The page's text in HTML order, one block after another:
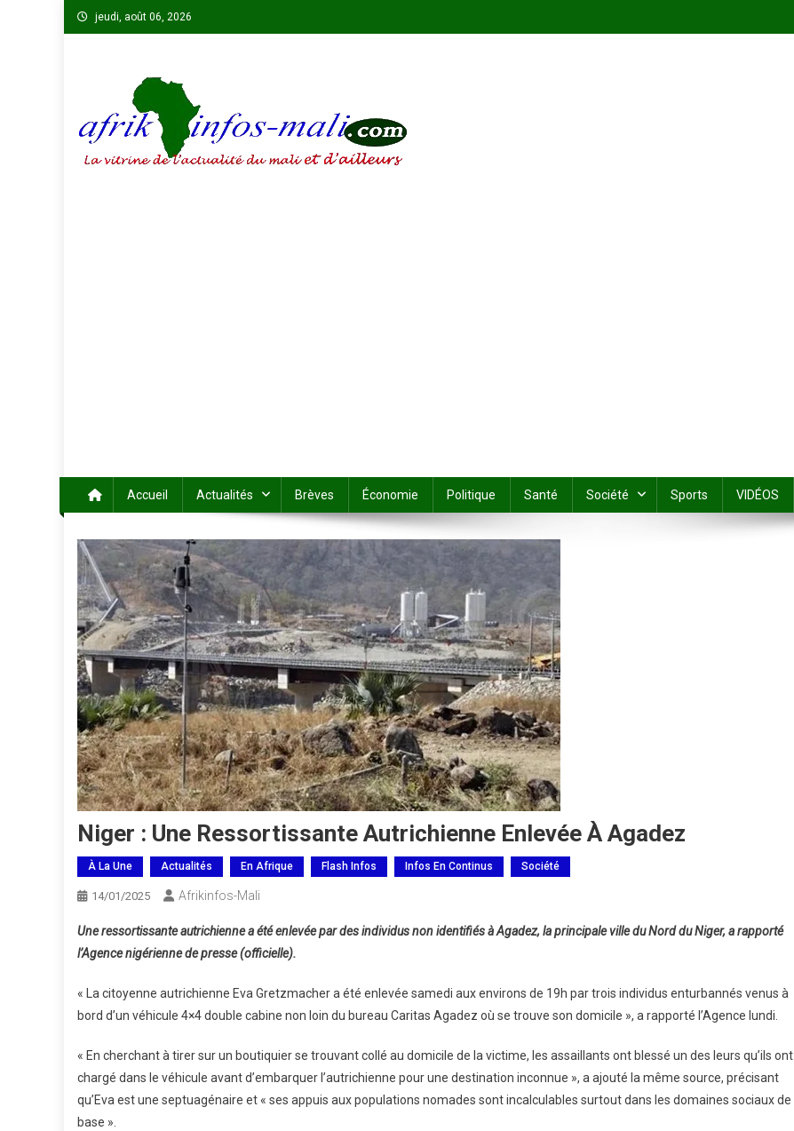
Skip
to
jeudi, août 06, 2026
Accueil Actualités Brèves Économie Politique Santé Société Sports VIDÉOS
Niger : Une Ressortissante Autrichienne Enlevée À Agadez
À La Une Actualités En Afrique Flash Infos Infos En Continus Société
14/01/2025 Afrikinfos-Mali
Une ressortissante autrichienne a été enlevée par des individus non identifiés à Agadez, la principale ville du Nord du Niger, a rapporté
l’Agence nigérienne de presse (officielle).
« La citoyenne autrichienne Eva Gretzmacher a été enlevée samedi aux environs de 19h par trois individus enturbannés venus à
bord d’un véhicule 4×4 double cabine non loin du bureau Caritas Agadez où se trouve son domicile », a rapporté l’Agence lundi.
« En cherchant à tirer sur un boutiquier se trouvant collé au domicile de la victime, les assaillants ont blessé un des leurs qu’ils ont
chargé dans le véhicule avant d’embarquer l’autrichienne pour une destination inconnue », a ajouté la même source, précisant
qu’Eva est une septuagénaire et « ses appuis aux populations nomades sont incalculables surtout dans les domaines sociaux de
base ».